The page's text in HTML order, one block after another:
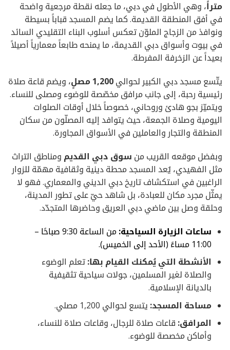
متراً، وهي الأطول في دبي، ما جعله نقطة مرجعية واضحة
في أفق المنطقة القديمة. كما يضم المسجد قباباً بسيطة
ونوافذ من الزجاج الملوّن تعكس أسلوب البناء التقليدي السائد
في بيوت وأسواق دبي القديمة، ما يمنحه طابعاً معمارياً أصيلاً
بعيداً عن الزخرفة المفرطة.
يتّسع مسجد دبي الكبير لحوالي1,200 مصلٍ
، ويضم قاعة صلاة
رئيسية رحبة، إلى جانب مرافق مخصّصة للوضوء ومصلى للنساء.
ويتميّز بجو هادئ وروحاني، خصوصاً خلال أوقات الصلوات
اليومية وصلاة الجمعة، حيث يتوافد إليه المصلّون من سكان
المنطقة والتجار والعاملين في الأسواق المجاورة.
وبفضل موقعه القريب منسوق دبي القديمومناطق التراث
مثل الفهيدي، يُعد المسجد محطة دينية وثقافية مهمّة للزوار
الراغبين في استكشاف تاريخ دبي الديني والمعماري. فهو لا
يمثّل مجرد مكان للعبادة، بل شاهد حيّ على تطور المدينة،
وحلقة وصل بين ماضي دبي العريق وحاضرها المتجدّد.
ساعات الزيارة السياحية:
من الساعة 9:30 صباحًا –
11:00 مساءً (الأحد إلى الخميس).
الأنشطة التي يُمكنك القيام بها:تعلم الوضوء
والصلاة لغير المسلمين، جولات سياحية تثقيفية
بالديانة الإسلامية.
مساحة المسجد:يتسع لحوالي 1,200 مصلي.
المرافق:قاعات صلاة للرجال، وقاعات صلاة للنساء،
وأماكن مخصصة للوضوء.